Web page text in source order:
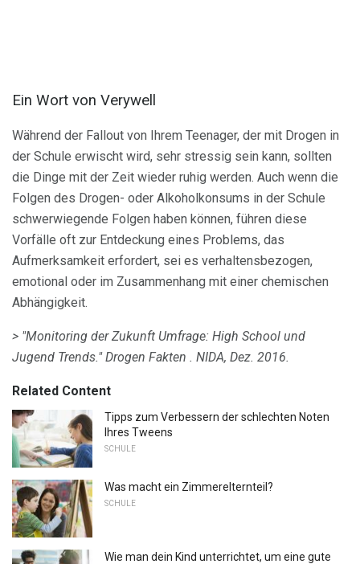
Ein Wort von Verywell
Während der Fallout von Ihrem Teenager, der mit Drogen in
der Schule erwischt wird, sehr stressig sein kann, sollten
die Dinge mit der Zeit wieder ruhig werden. Auch wenn die
Folgen des Drogen- oder Alkoholkonsums in der Schule
schwerwiegende Folgen haben können, führen diese
Vorfälle oft zur Entdeckung eines Problems, das
Aufmerksamkeit erfordert, sei es verhaltensbezogen,
emotional oder im Zusammenhang mit einer chemischen
Abhängigkeit.
> "Monitoring der Zukunft Umfrage: High School und
Jugend Trends." Drogen Fakten . NIDA, Dez. 2016.
Related Content
Tipps zum Verbessern der schlechten Noten
Ihres Tweens
SCHULE
Was macht ein Zimmerelternteil?
SCHULE
Wie man dein Kind unterrichtet, um eine gute